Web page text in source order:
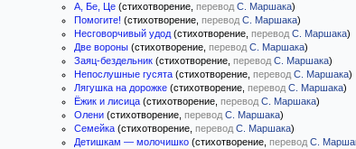
А, Бе, Це (стихотворение, перевод С. Маршака)
Помогите! (стихотворение, перевод С. Маршака)
Несговорчивый удод (стихотворение, перевод С. Маршака)
Две вороны (стихотворение, перевод С. Маршака)
Заяц-бездельник (стихотворение, перевод С. Маршака)
Непослушные гусята (стихотворение, перевод С. Маршака)
Лягушка на дорожке (стихотворение, перевод С. Маршака)
Ёжик и лисица (стихотворение, перевод С. Маршака)
Олени (стихотворение, перевод С. Маршака)
Семейка (стихотворение, перевод С. Маршака)
Детишкам — молочишко (стихотворение, перевод С.